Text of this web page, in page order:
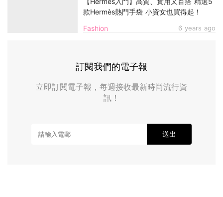
Fashion 6 years ago
款Hermès熱門手袋 小資女也買得起！
訂閱我們的電子報
立即訂閱電子報，每週接收最新時尚流行資
訊！
送出